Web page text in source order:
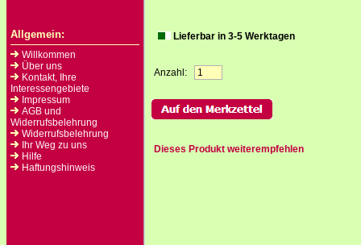
Allgemein:
Willkommen
Über uns
Kontakt, Ihre
Interessengebiete
Impressum
AGB und
Widerrufsbelehrung
Widerrufsbelehrung
Ihr Weg zu uns
Hilfe
Haftungshinweis
Lieferbar in 3-5 Werktagen
Anzahl:
Dieses Produkt weiterempfehlen